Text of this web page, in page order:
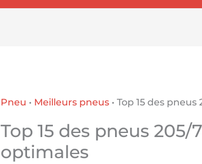
Pneu • Meilleurs pneus• Top 15 des
Top 15 des pneus
optimales